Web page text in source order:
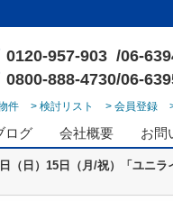
0120-957-903 /06-
0800-888-4730/06-
件 > 検討リスト > 会員登録
ログ 会社概要 お問
（日）15日（月/祝）「ユニラ